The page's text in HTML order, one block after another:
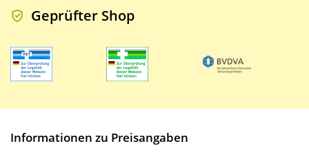
Geprüfter Shop
Informationen zu Preisangaben